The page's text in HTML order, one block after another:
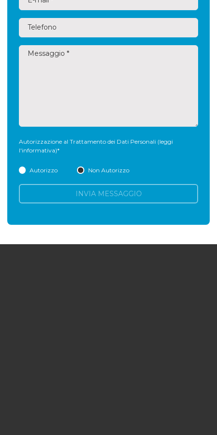
(Windows,OS,Linux ect).
applicazioni per
Autorizzazione al Trattamento dei Dati Personali (leggi
l'informativa)*
Autorizzo Non Autorizzo
INVIA MESSAGGIO